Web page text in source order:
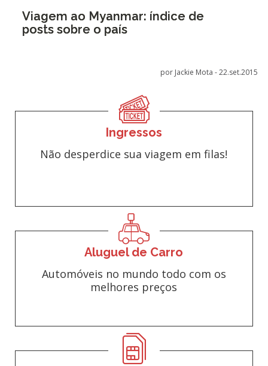
Viagem ao Myanmar: índice de
posts sobre o país
por Jackie Mota -22.set.2015
Ingressos
Não desperdice sua viagem em filas!
Aluguel de Carro
Automóveis no mundo todo com os
melhores preços